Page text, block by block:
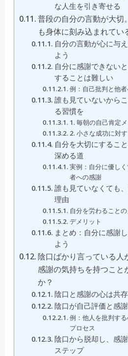
な人生を引き寄せる
普段の自分の言動が大切
も身体に刻み込まれてい
自分の言動が心に与
よう
自分に感謝できない
することは難しい
例：自己批判と他
誰も見ていないから
る習慣を
1. 毎朝の自己肯定
2. 小さな成功に対
自分を大切にするこ
深める道
実例：自分に優し
者への感謝
誰も見ていなくても
理由
自分を労わること
デメリット
まとめ：自分に感謝
よう
陰口ばかり言っている人
感謝の気持ちを持つこと
か？
陰口と感謝の心は共
陰口が自己評価と感
例：他人を批判す
プロセス
陰口から脱却し、感
ステップ